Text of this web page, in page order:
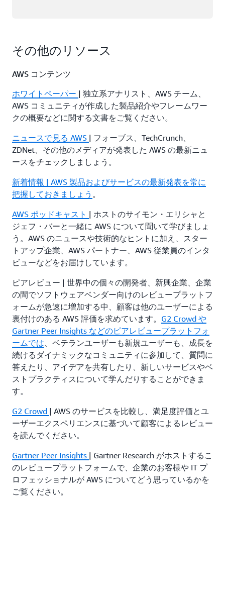
その他のリソース
AWS コンテンツ
ホワイトペーパー | 独立系アナリスト、AWS チーム、
AWS コミュニティが作成した製品紹介やフレームワー
クの概要などに関する文書をご覧ください。
ニュースで見る AWS | フォーブス、TechCrunch、
ZDNet、その他のメディアが発表した AWS の最新ニュ
ースをチェックしましょう。
新着情報 | AWS 製品およびサービスの最新発表を常に
把握しておきましょう 。
AWS ポッドキャスト | ホストのサイモン・エリシャと
ジェフ・バーと一緒に AWS について聞いて学びましょ
う。AWS のニュースや技術的なヒントに加え、スター
トアップ企業、AWS パートナー、AWS 従業員のインタ
ビューなどをお届けしています。
ピアレビュー | 世界中の個々の開発者、新興企業、企業
の間でソフトウェアベンダー向けのレビュープラットフ
ォームが急速に増加する中、顧客は他のユーザーによる
裏付けのある AWS 評価を求めています。 G2 Crowd や
Gartner Peer Insights などのピアレビュープラットフォ
ームでは、ベテランユーザーも新規ユーザーも、成長を
続けるダイナミックなコミュニティに参加して、質問に
答えたり、アイデアを共有したり、新しいサービスやベ
ストプラクティスについて学んだりすることができま
す。
G2 Crowd | AWS のサービスを比較し、満足度評価とユ
ーザーエクスペリエンスに基づいて顧客によるレビュー
を読んでください。
Gartner Peer Insights | Gartner Research がホストするこ
のレビュープラットフォームで、企業のお客様や IT プ
ロフェッショナルが AWS についてどう思っているかを
ご覧ください。